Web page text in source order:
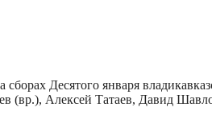
Десятого января
(вр.), Алексей Татаев, Давид